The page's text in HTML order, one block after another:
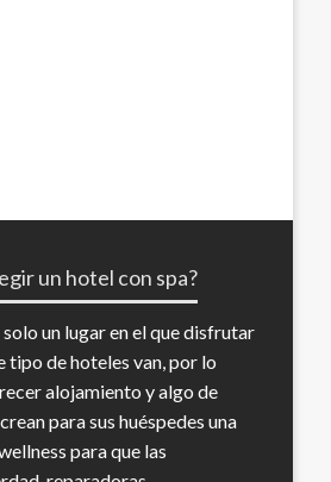
un hotel con spa?
un lugar en el que disfrutar
tipo de hoteles van, por lo
alojamiento y algo de
para sus huéspedes una
para que las